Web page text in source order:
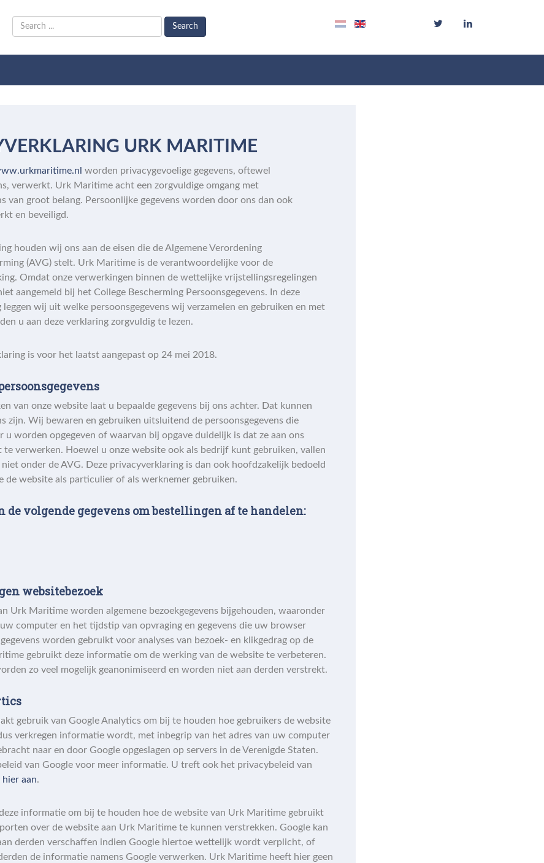
Search
URK MARITIME
worden privacygevoelige gegevens, oftewel
verwerkt. Urk Maritime acht een zorgvuldige omgang met
van groot belang. Persoonlijke gegevens worden door ons dan ook
en beveiligd.
houden wij ons aan de eisen die de Algemene Verordening
(AVG) stelt. Urk Maritime is de verantwoordelijke voor de
Omdat onze verwerkingen binnen de wettelijke vrijstellingsregelingen
aangemeld bij het College Bescherming Persoonsgegevens. In deze
wij uit welke persoonsgegevens wij verzamelen en gebruiken en met
u aan deze verklaring zorgvuldig te lezen.
is voor het laatst aangepast op 24 mei 2018.
van onze website laat u bepaalde gegevens bij ons achter. Dat kunnen
zijn. Wij bewaren en gebruiken uitsluitend de persoonsgegevens die
u worden opgegeven of waarvan bij opgave duidelijk is dat ze aan ons
verwerken. Hoewel u onze website ook als bedrijf kunt gebruiken, vallen
niet onder de AVG. Deze privacyverklaring is dan ook hoofdzakelijk bedoeld
de website als particulier of als werknemer gebruiken.
de volgende gegevens om bestellingen af te handelen:
websitebezoek
Urk Maritime worden algemene bezoekgegevens bijgehouden, waaronder
computer en het tijdstip van opvraging en gegevens die uw browser
worden gebruikt voor analyses van bezoek- en klikgedrag op de
gebruikt deze informatie om de werking van de website te verbeteren.
zo veel mogelijk geanonimiseerd en worden niet aan derden verstrekt.
gebruik van Google Analytics om bij te houden hoe gebruikers de website
verkregen informatie wordt, met inbegrip van het adres van uw computer
naar en door Google opgeslagen op servers in de Verenigde Staten.
van Google voor meer informatie. U treft ook het privacybeleid van
aan.
informatie om bij te houden hoe de website van Urk Maritime gebruikt
over de website aan Urk Maritime te kunnen verstrekken. Google kan
derden verschaffen indien Google hiertoe wettelijk wordt verplicht, of
de informatie namens Google verwerken. Urk Maritime heeft hier geen